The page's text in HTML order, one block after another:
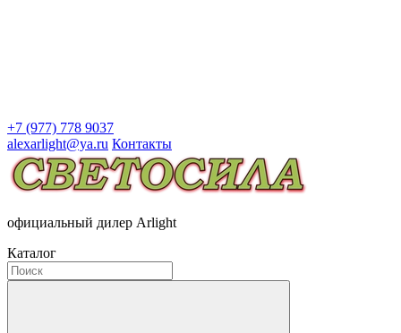
+7 (977) 778 9037
alexarlight@ya.ru Контакты
официальный дилер Arlight
Каталог